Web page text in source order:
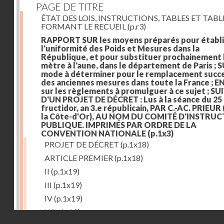
PAGE DE TITRE
ÉTAT DES LOIS, INSTRUCTIONS, TABLES ET
FORMANT LE RECUEIL (p.r3)
RAPPORT SUR les moyens préparés pour
l'uniformité des Poids et Mesures dans la
République, et pour substituer prochainement
mètre à l'aune, dans le département de Paris ;
mode à déterminer pour le remplacement
des anciennes mesures dans toute la France ;
sur les règlements à promulguer à ce sujet ;
D'UN PROJET DE DÉCRET : Lus à la séance du 25
fructidor, an 3.e républicain, PAR C.-AC. PRIEUR
la Côte-d'Or), AU NOM DU COMITÉ
PUBLIQUE. IMPRIMÉS PAR ORDRE DE LA
CONVENTION NATIONALE (p.1x3)
PROJET DE DÉCRET (p.1x18)
ARTICLE PREMIER (p.1x18)
II (p.1x19)
III (p.1x19)
IV(p.1x19)
V(p.1x19)